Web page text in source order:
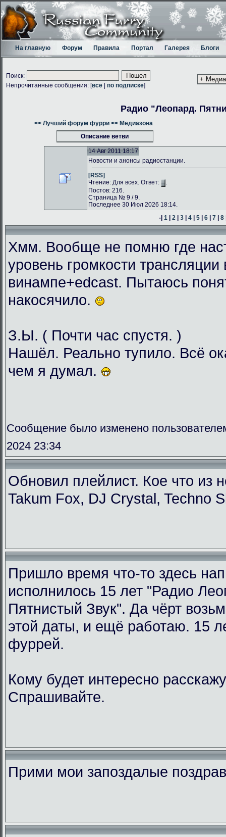
На главную Форум Правила Портал Галерея Блоги
Поиск:
Непрочитанные сообщения: [все по подписке]
Радио "Леопард.
<< Лучший форум фурри << Медиазона
Описание ветви
14 Авг 2011 18:17
Новости и анонсы радиостанции.
[RSS]
Чтение: Для всех. Ответ:
.
Постов: 216.
Страница № 9 / 9.
Последнее 30 Июл 2026 18:14.
-|1 |2 |3 |4 |5 |6 |7 |8
Хмм. Вообще не помню где
уровень громкости трансляции
винампе+edcast. Пытаюсь
накосячило.
З.Ы. ( Почти час спустя. )
Нашёл. Реально тупило. Всё
чем я думал.
Сообщение было изменено
2024 23:34
Обновил плейлист. Кое что из
Takum Fox, DJ Crystal, Techno
Пришло время что-то здесь
исполнилось 15 лет "Радио
Пятнистый Звук". Да чёрт
этой даты, и ещё работаю. 15
фуррей.
Кому будет интересно
Спрашивайте.
Прими мои запоздалые